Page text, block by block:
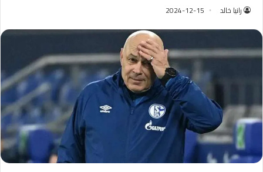
رانيا خالد 2024-12-15